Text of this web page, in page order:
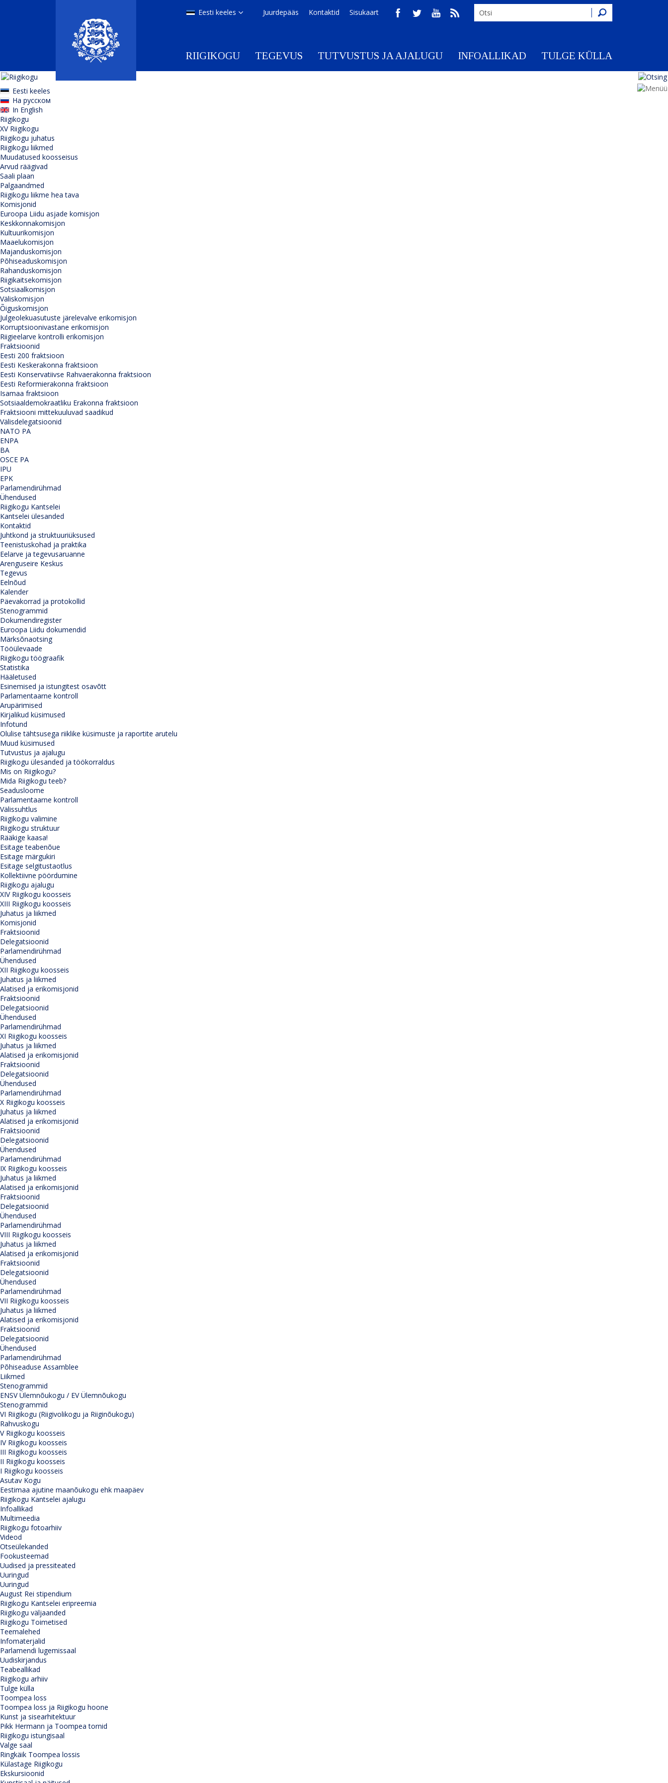
Otsing
Juurdepääs Kontaktid Sisukaart
Eesti keeles
RIIGIKOGU TEGEVUS TUTVUSTUS JA AJALUGU INFOALLIKAD TULGE KÜLLA
Eesti keeles
На русском
In English
Riigikogu
XV Riigikogu
Riigikogu juhatus
Riigikogu liikmed
Muudatused koosseisus
Arvud räägivad
Saali plaan
Palgaandmed
Riigikogu liikme hea tava
Komisjonid
Euroopa Liidu asjade komisjon
Keskkonnakomisjon
Kultuurikomisjon
Maaelukomisjon
Majanduskomisjon
Põhiseaduskomisjon
Rahanduskomisjon
Riigikaitsekomisjon
Sotsiaalkomisjon
Väliskomisjon
Õiguskomisjon
Julgeolekuasutuste järelevalve erikomisjon
Korruptsioonivastane erikomisjon
Riigieelarve kontrolli erikomisjon
Fraktsioonid
Eesti 200 fraktsioon
Eesti Keskerakonna fraktsioon
Eesti Konservatiivse Rahvaerakonna fraktsioon
Eesti Reformierakonna fraktsioon
Isamaa fraktsioon
Sotsiaaldemokraatliku Erakonna fraktsioon
Fraktsiooni mittekuuluvad saadikud
Välisdelegatsioonid
NATO PA
ENPA
BA
OSCE PA
IPU
EPK
Parlamendirühmad
Ühendused
Riigikogu Kantselei
Kantselei ülesanded
Kontaktid
Juhtkond ja struktuuriüksused
Teenistuskohad ja praktika
Eelarve ja tegevusaruanne
Arenguseire Keskus
Tegevus
Eelnõud
Kalender
Päevakorrad ja protokollid
Stenogrammid
Dokumendiregister
Euroopa Liidu dokumendid
Märksõnaotsing
Tööülevaade
Riigikogu töögraafik
Statistika
Hääletused
Esinemised ja istungitest osavõtt
Parlamentaarne kontroll
Arupärimised
Kirjalikud küsimused
Infotund
Olulise tähtsusega riiklike küsimuste ja raportite arutelu
Muud küsimused
Tutvustus ja ajalugu
Riigikogu ülesanded ja töökorraldus
Mis on Riigikogu?
Mida Riigikogu teeb?
Seadusloome
Parlamentaarne kontroll
Välissuhtlus
Riigikogu valimine
Riigikogu struktuur
Rääkige kaasa!
Esitage teabenõue
Esitage märgukiri
Esitage selgitustaotlus
Kollektiivne pöördumine
Riigikogu ajalugu
XIV Riigikogu koosseis
XIII Riigikogu koosseis
Juhatus ja liikmed
Komisjonid
Fraktsioonid
Delegatsioonid
Parlamendirühmad
Ühendused
XII Riigikogu koosseis
Juhatus ja liikmed
Alatised ja erikomisjonid
Fraktsioonid
Delegatsioonid
Ühendused
Parlamendirühmad
XI Riigikogu koosseis
Juhatus ja liikmed
Alatised ja erikomisjonid
Fraktsioonid
Delegatsioonid
Ühendused
Parlamendirühmad
X Riigikogu koosseis
Juhatus ja liikmed
Alatised ja erikomisjonid
Fraktsioonid
Delegatsioonid
Ühendused
Parlamendirühmad
IX Riigikogu koosseis
Juhatus ja liikmed
Alatised ja erikomisjonid
Fraktsioonid
Delegatsioonid
Ühendused
Parlamendirühmad
VIII Riigikogu koosseis
Juhatus ja liikmed
Alatised ja erikomisjonid
Fraktsioonid
Delegatsioonid
Ühendused
Parlamendirühmad
VII Riigikogu koosseis
Juhatus ja liikmed
Alatised ja erikomisjonid
Fraktsioonid
Delegatsioonid
Ühendused
Parlamendirühmad
Põhiseaduse Assamblee
Liikmed
Stenogrammid
ENSV Ülemnõukogu / EV Ülemnõukogu
Stenogrammid
VI Riigikogu (Riigivolikogu ja Riiginõukogu)
Rahvuskogu
V Riigikogu koosseis
IV Riigikogu koosseis
III Riigikogu koosseis
II Riigikogu koosseis
I Riigikogu koosseis
Asutav Kogu
Eestimaa ajutine maanõukogu ehk maapäev
Riigikogu Kantselei ajalugu
Infoallikad
Multimeedia
Riigikogu fotoarhiiv
Videod
Otseülekanded
Fookusteemad
Uudised ja pressiteated
Uuringud
Uuringud
August Rei stipendium
Riigikogu Kantselei eripreemia
Riigikogu väljaanded
Riigikogu Toimetised
Teemalehed
Infomaterjalid
Parlamendi lugemissaal
Uudiskirjandus
Teabeallikad
Riigikogu arhiiv
Tulge külla
Toompea loss
Toompea loss ja Riigikogu hoone
Kunst ja sisearhitektuur
Pikk Hermann ja Toompea tornid
Riigikogu istungisaal
Valge saal
Ringkäik Toompea lossis
Külastage Riigikogu
Ekskursioonid